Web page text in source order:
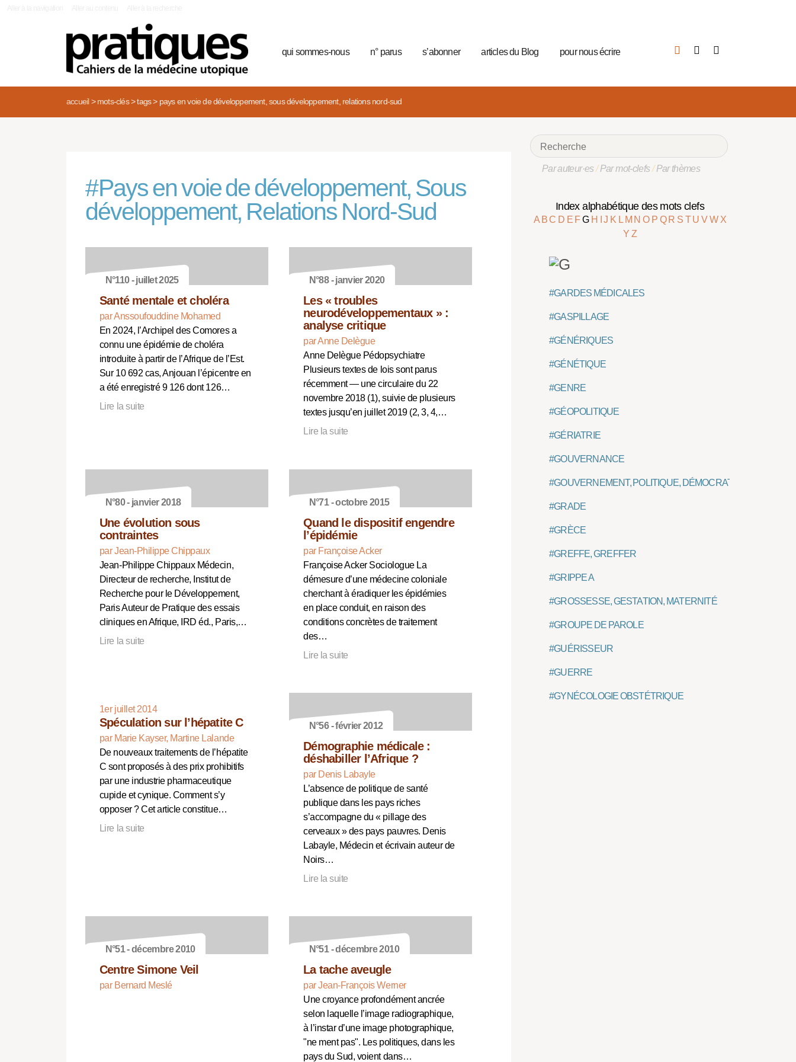
qui sommes-nous n° parus s’abonner articles du Blog pour nous écrire
accueil> mots-clés> tags> pays en voie de développement, sous développement, relations nord-sud
#Pays en voie de développement, Sous
développement, Relations Nord-Sud
N°110 - juillet 2025
Santé mentale et choléra
par Anssoufouddine Mohamed
En 2024, l’Archipel des Comores a
connu une épidémie de choléra
introduite à partir de l’Afrique de l’Est.
Sur 10 692 cas, Anjouan l’épicentre en
a été enregistré 9 126 dont 126…
Lire la suite
N°88 - janvier 2020
Les « troubles
neurodéveloppementaux » :
analyse critique
par Anne Delègue
Anne Delègue Pédopsychiatre
Plusieurs textes de lois sont parus
récemment — une circulaire du 22
novembre 2018 (1), suivie de plusieurs
textes jusqu’en juillet 2019 (2, 3, 4,…
Lire la suite
N°80 - janvier 2018
Une évolution sous
contraintes
par Jean-Philippe Chippaux
Jean-Philippe Chippaux Médecin,
Directeur de recherche, Institut de
Recherche pour le Développement,
Paris Auteur de Pratique des essais
cliniques en Afrique, IRD éd., Paris,…
Lire la suite
N°71 - octobre 2015
Quand le dispositif engendre
l’épidémie
par Françoise Acker
Françoise Acker Sociologue La
démesure d’une médecine coloniale
cherchant à éradiquer les épidémies
en place conduit, en raison des
conditions concrètes de traitement
des…
Lire la suite
1er juillet 2014
Spéculation sur l’hépatite C
par Marie Kayser, Martine Lalande
De nouveaux traitements de l’hépatite
C sont proposés à des prix prohibitifs
par une industrie pharmaceutique
cupide et cynique. Comment s’y
opposer ? Cet article constitue…
Lire la suite
N°56 - février 2012
Démographie médicale :
déshabiller l’Afrique ?
par Denis Labayle
L’absence de politique de santé
publique dans les pays riches
s’accompagne du « pillage des
cerveaux » des pays pauvres. Denis
Labayle, Médecin et écrivain auteur de
Noirs…
Lire la suite
N°51 - décembre 2010
Centre Simone Veil
par Bernard Meslé
N°51 - décembre 2010
La tache aveugle
par Jean-François Werner
Une croyance profondément ancrée
selon laquelle l’image radiographique,
à l’instar d’une image photographique,
"ne ment pas". Les politiques, dans les
pays du Sud, voient dans…
Par auteur·es/Par mot-clefs/Par thèmes
Index alphabétique des mots clefs
A BC D E FG H IJ K L M NO P Q R S TUVW X
Y Z
#GARDES MÉDICALES
#GASPILLAGE
#GÉNÉRIQUES
#GÉNÉTIQUE
#GENRE
#GÉOPOLITIQUE
#GÉRIATRIE
#GOUVERNANCE
#GOUVERNEMENT, POLITIQUE, DÉMOCRATIE, ETAT
#GRADE
#GRÈCE
#GREFFE, GREFFER
#GRIPPE A
#GROSSESSE, GESTATION, MATERNITÉ
#GROUPE DE PAROLE
#GUÉRISSEUR
#GUERRE
#GYNÉCOLOGIE OBSTÉTRIQUE